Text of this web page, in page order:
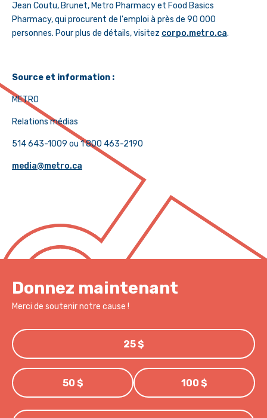
Jean Coutu, Brunet, Metro Pharmacy et Food Basics
Pharmacy, qui procurent de l'emploi à près de 90 000
personnes. Pour plus de détails, visitez corpo.metro.ca.
Source et information :
METRO
Relations médias
514 643-1009 ou 1 800 463-2190
media@metro.ca
Donnez maintenant
Merci de soutenir notre cause !
25 $
50 $ 100 $